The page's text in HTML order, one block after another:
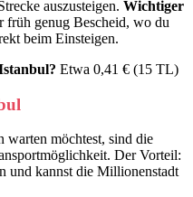
auszusteigen. Wichtiger
früh genug Bescheid, wo du
beim Einsteigen.
Etwa 0,41 € (15 TL)
warten möchtest, sind die
Der Vorteil:
und kannst die Millionenstadt